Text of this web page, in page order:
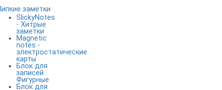
заметки
SlickyNotes
- Хитрые
заметки
Magnetic
notes -
электростатические
карты
Блок для
записей
Фигурные
Блок для